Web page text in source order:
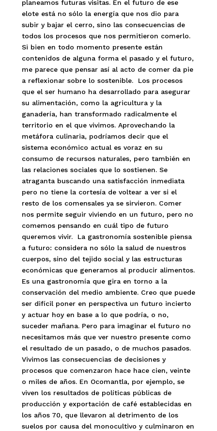
planeamos futuras visitas. En el futuro de ese
elote está no sólo la energía que nos dio para
subir y bajar el cerro, sino las consecuencias de
todos los procesos que nos permitieron comerlo.
Si bien en todo momento presente están
contenidos de alguna forma el pasado y el futuro,
me parece que pensar así al acto de comer da pie
a reflexionar sobre lo sostenible. Los procesos
que el ser humano ha desarrollado para asegurar
su alimentación, como la agricultura y la
ganadería, han transformado radicalmente el
territorio en el que vivimos. Aprovechando la
metáfora culinaria, podríamos decir que el
sistema económico actual es voraz en su
consumo de recursos naturales, pero también en
las relaciones sociales que lo sostienen. Se
atraganta buscando una satisfacción inmediata
pero no tiene la cortesía de voltear a ver si el
resto de los comensales ya se sirvieron. Comer
nos permite seguir viviendo en un futuro, pero no
comemos pensando en cuál tipo de futuro
queremos vivir. La gastronomía sostenible piensa
a futuro: considera no sólo la salud de nuestros
cuerpos, sino del tejido social y las estructuras
económicas que generamos al producir alimentos.
Es una gastronomía que gira en torno a la
conservación del medio ambiente. Creo que puede
ser difícil poner en perspectiva un futuro incierto
y actuar hoy en base a lo que podría, o no,
suceder mañana. Pero para imaginar el futuro no
necesitamos más que ver nuestro presente como
el resultado de un pasado, o de muchos pasados.
Vivimos las consecuencias de decisiones y
procesos que comenzaron hace hace cien, veinte
o miles de años. En Ocomantla, por ejemplo, se
viven los resultados de políticas públicas de
producción y exportación de café establecidas en
los años 70, que llevaron al detrimento de los
suelos por causa del monocultivo y culminaron en